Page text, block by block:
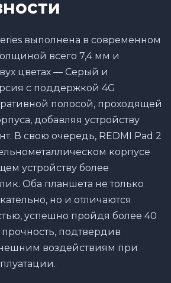
выполнена в современном
всего 7,4 мм и
цветах — Серый и
с поддержкой 4G
полосой, проходящей
добавляя устройству
В свою очередь, REDMI Pad 2
корпусе
устройству более
Оба планшета не только
но и отличаются
успешно пройдя более 40
прочность, подтвердив
воздействиям при